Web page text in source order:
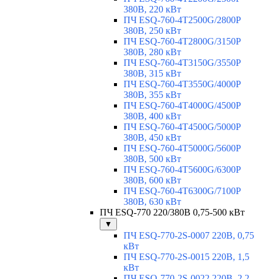
380В, 220 кВт
ПЧ ESQ-760-4T2500G/2800P
380В, 250 кВт
ПЧ ESQ-760-4T2800G/3150P
380В, 280 кВт
ПЧ ESQ-760-4T3150G/3550P
380В, 315 кВт
ПЧ ESQ-760-4T3550G/4000P
380В, 355 кВт
ПЧ ESQ-760-4T4000G/4500P
380В, 400 кВт
ПЧ ESQ-760-4T4500G/5000P
380В, 450 кВт
ПЧ ESQ-760-4T5000G/5600P
380В, 500 кВт
ПЧ ESQ-760-4T5600G/6300P
380В, 600 кВт
ПЧ ESQ-760-4T6300G/7100P
380В, 630 кВт
ПЧ ESQ-770 220/380В 0,75-500 кВт
▼
ПЧ ESQ-770-2S-0007 220В, 0,75
кВт
ПЧ ESQ-770-2S-0015 220В, 1,5
кВт